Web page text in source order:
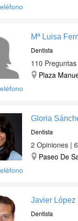
Mª Luisa
Dentista
110
Plaza
Gloria
Dentista
2 Opiniones |
Paseo De
Javier López
Dentista